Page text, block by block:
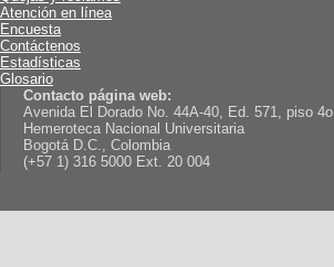
Atención en línea
Encuesta
Contáctenos
Estadísticas
Glosario
Contacto página web:
Avenida El Dorado No. 44A-40, Ed. 571, piso 4o.
Hemeroteca Nacional Universitaria
Bogotá D.C., Colombia
(+57 1) 316 5000 Ext. 20 004